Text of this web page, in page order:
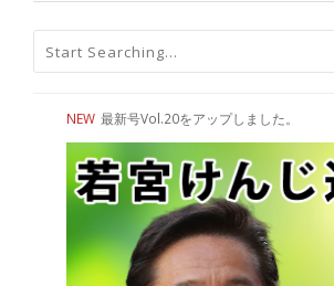
NEW 最新号Vol.20をアップしました。